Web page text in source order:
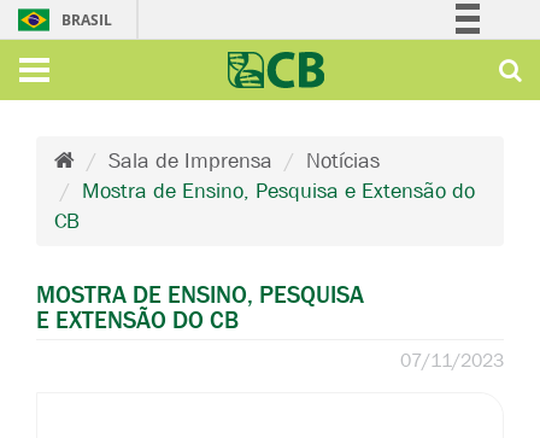
BRASIL
Acesso à informação
Legislação
Sala de Imprensa
Notícias
Mostra de Ensino, Pesquisa e Extensão do
CB
MOSTRA DE ENSINO, PESQUISA
E EXTENSÃO DO CB
07/11/2023